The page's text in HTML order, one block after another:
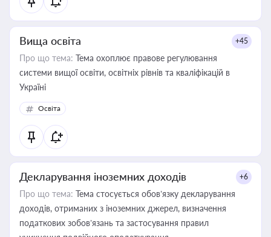
Вища освіта +45
Про що тема: Тема охоплює правове регулювання
системи вищої освіти, освітніх рівнів та кваліфікацій в
Україні
Освіта
Декларування іноземних доходів +6
Про що тема: Тема стосується обов’язку декларування
доходів, отриманих з іноземних джерел, визначення
податкових зобов’язань та застосування правил